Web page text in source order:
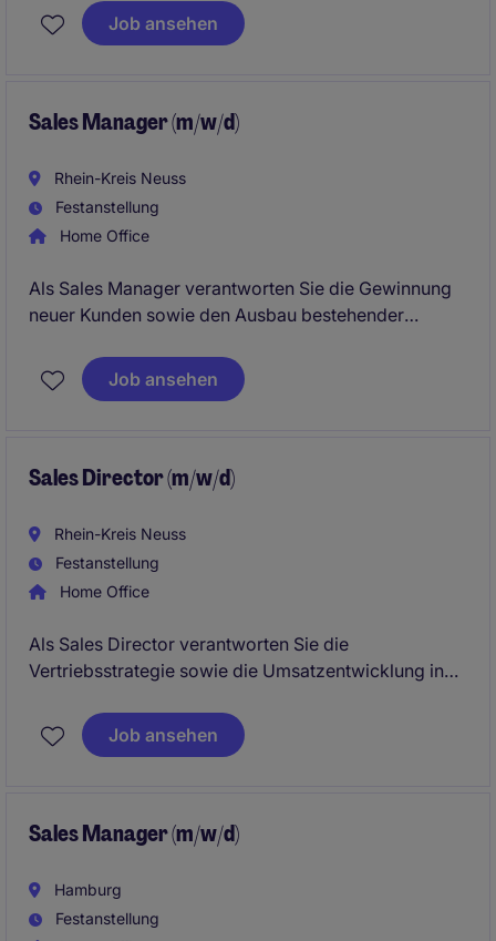
und etablierst unsere Innovationen dort, wo sie den
größten Unterschied machen.
Job ansehen
Sales Manager (m/w/d)
Rhein-Kreis Neuss
Festanstellung
Home Office
Als Sales Manager verantworten Sie die Gewinnung
neuer Kunden sowie den Ausbau bestehender
den gesamten Vertriebsprozess von der ersten
Kontaktaufnahme bis zum Vertragsabschluss.
Job ansehen
Sales Director (m/w/d)
Rhein-Kreis Neuss
Festanstellung
Home Office
Als Sales Director verantworten Sie die
Vertriebsstrategie sowie die Umsatzentwicklung in
Sales Cycle von der Neukundengewinnung bis zur
Entwicklung strategischer Bestandskunden.
Job ansehen
Sales Manager (m/w/d)
Hamburg
Festanstellung